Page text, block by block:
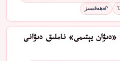
ھەقسىز
«دىۋان يېتىمى» ناملىق دىۋانى